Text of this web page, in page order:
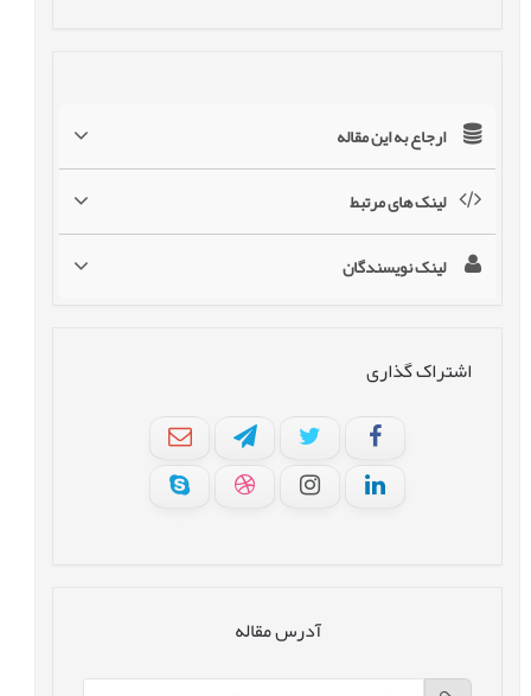
ارجاع به این مقاله
لینک های مرتبط
لینک نویسندگان
اشتراک گذاری
آدرس مقاله